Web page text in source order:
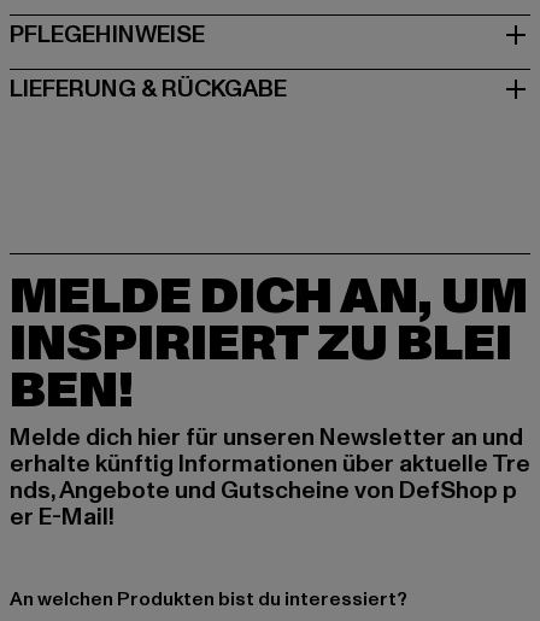
PFLEGEHINWEISE
LIEFERUNG & RÜCKGABE
MELDE DICH AN, UM
INSPIRIERT ZU BLEI
BEN!
Melde dich hier für unseren Newsletter an und
erhalte künftig Informationen über aktuelle Tre
nds, Angebote und Gutscheine von DefShop p
er E-Mail!
An welchen Produkten bist du interessiert?